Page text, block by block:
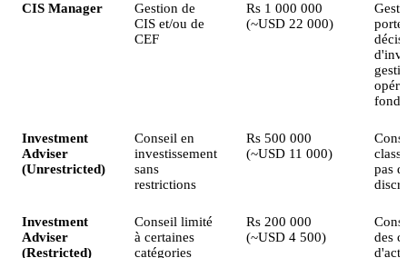
CIS Manager
Gestion de
CIS et/ou de
CEF
Rs 1 000 000
(~USD 22 000)
fonds
Investment
Adviser
(Unrestricted)
Conseil en
investissement
sans
restrictions
Rs 500 000
(~USD 11 000)
pas
Investment
Adviser
(Restricted)
Conseil limité
à certaines
catégories
Rs 200 000
(~USD 4 500)
des